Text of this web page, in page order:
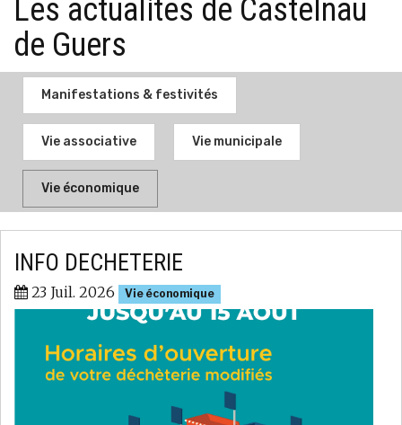
Les actualités de Castelnau
de Guers
Manifestations & festivités
Vie associative Vie municipale
Vie économique
INFO DECHETERIE
23 Juil. 2026 Vie économique